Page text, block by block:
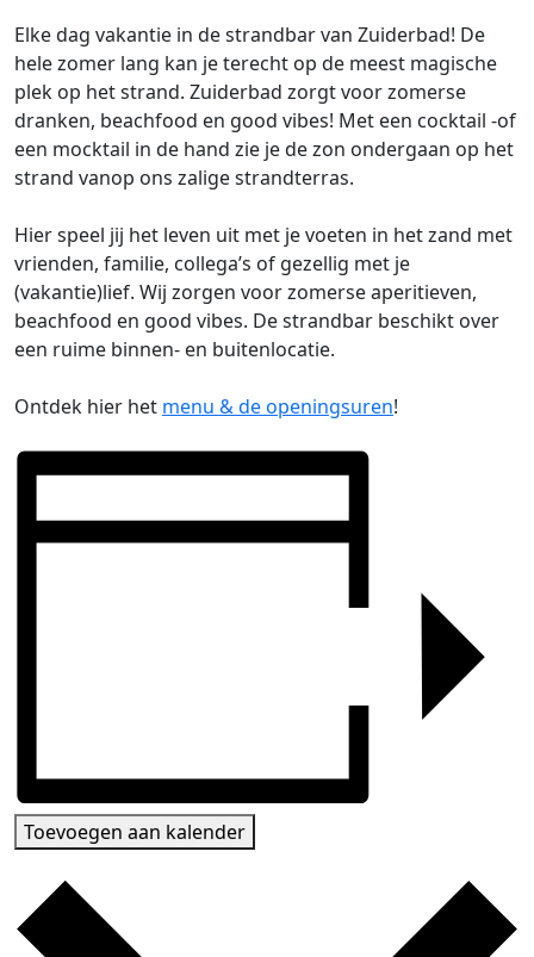
Elke dag vakantie in de strandbar van Zuiderbad! De
hele zomer lang kan je terecht op de meest magische
plek op het strand. Zuiderbad zorgt voor zomerse
dranken, beachfood en good vibes! Met een cocktail -of
een mocktail in de hand zie je de zon ondergaan op het
strand vanop ons zalige strandterras.
Hier speel jij het leven uit met je voeten in het zand met
vrienden, familie, collega’s of gezellig met je
(vakantie)lief. Wij zorgen voor zomerse aperitieven,
beachfood en good vibes. De strandbar beschikt over
een ruime binnen- en buitenlocatie.
Ontdek hier het menu & de openingsuren!
Toevoegen aan kalender